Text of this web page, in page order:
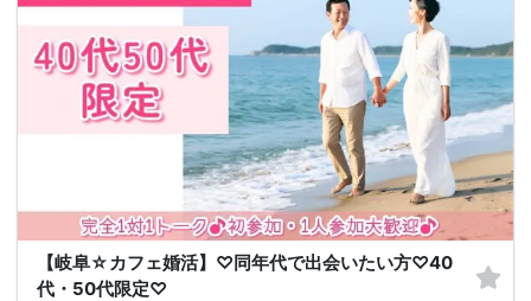
【岐阜☆カフェ婚活】♡同年代で出会いたい方♡40
代・50代限定♡